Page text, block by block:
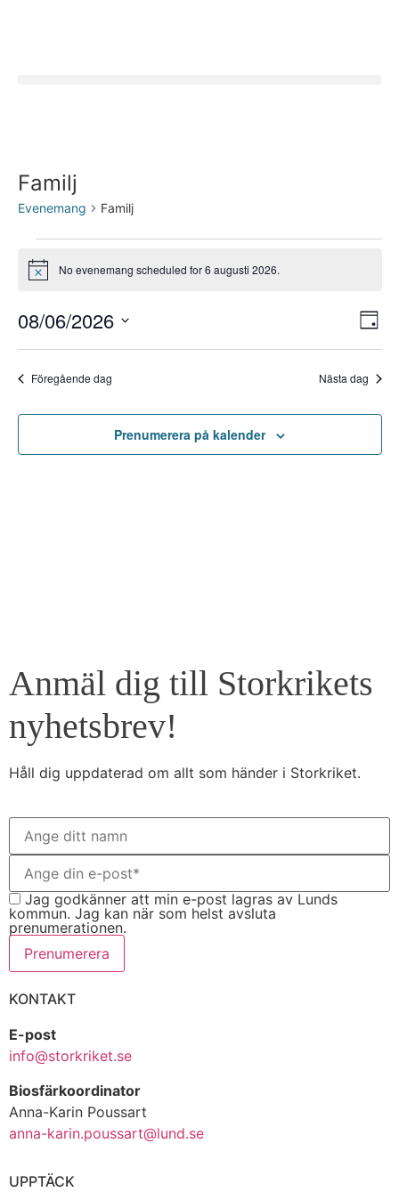
Familj
Evenemang Familj
Notis No evenemang scheduled for 6 augusti 2026.
Dag
08/06/2026
datum.
Föregående dag Nästa dag
Prenumerera på kalender
Anmäl dig till Storkrikets
nyhetsbrev!
Håll dig uppdaterad om allt som händer i Storkriket.
Jag godkänner att min e-post lagras av Lunds
kommun. Jag kan när som helst avsluta
prenumerationen.
Prenumerera
KONTAKT
E-post
info@storkriket.se
Biosfärkoordinator
Anna-Karin Poussart
anna-karin.poussart@lund.se
UPPTÄCK